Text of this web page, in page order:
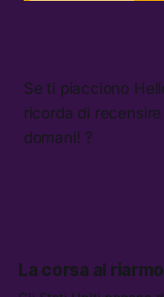
Se ti piacciono
ricorda di
domani! ?
La corsa al